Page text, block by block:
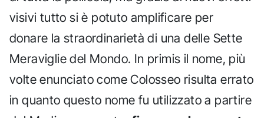
visivi tutto si è potuto amplificare per
donare la straordinarietà di una delle Sette
Meraviglie del Mondo. In primis il nome, più
volte enunciato come Colosseo risulta errato
in quanto questo nome fu utilizzato a partire